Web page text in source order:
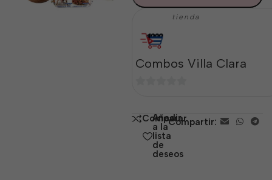
tienda
Combos Villa Clara
5 Comparar
Añadir
a la
lista
de
deseos
Compartir: